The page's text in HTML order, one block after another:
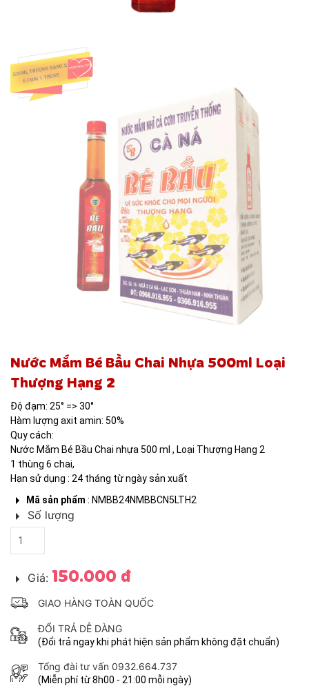
Nước Mắm Bé Bầu Chai Nhựa 500ml Loại
Thượng Hạng 2
Độ đạm: 25° => 30°
Hàm lượng axit amin: 50%
Quy cách:
Nước Mắm Bé Bầu Chai nhựa 500 ml , Loại Thượng Hạng 2
1 thùng 6 chai,
Hạn sử dụng : 24 tháng từ ngày sản xuất
Mã sản phẩm : NMBB24NMBBCN5LTH2
Số lượng
Giá: 150.000 đ
GIAO HÀNG TOÀN QUỐC
ĐỔI TRẢ DỄ DÀNG
(Đổi trả ngay khi phát hiện sản phẩm không đặt chuẩn)
Tổng đài tư vấn 0932.664.737
(Miễn phí từ 8h00 - 21:00 mỗi ngày)